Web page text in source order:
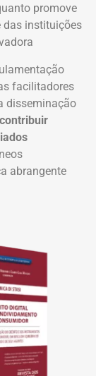
promove
das instituições
facilitadores
disseminação
abrangente